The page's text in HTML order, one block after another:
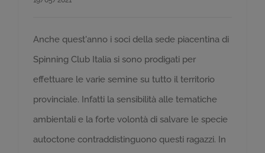
Anche quest'anno i soci della sede piacentina di
Spinning Club Italia si sono prodigati per
effettuare le varie semine su tutto il territorio
provinciale. Infatti la sensibilità alle tematiche
ambientali e la forte volontà di salvare le specie
autoctone contraddistinguono questi ragazzi. In